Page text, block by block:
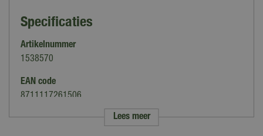
Specificaties
Artikelnummer
1538570
EAN code
8711117261506
Merk
Lees meer